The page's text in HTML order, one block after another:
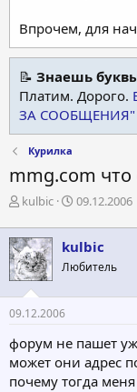
Впрочем, для
📝 Знаешь
Платим. Дорого.
ЗА СООБЩЕНИЯ"
Курилка
mmg.com что
А
т
о
р
т
е
м
kulbic
Д
т
а
н
ч
а
09.12.2006
kulbic
Любитель
09.12.2006
форум не пашет
может они адрес
почему тогда